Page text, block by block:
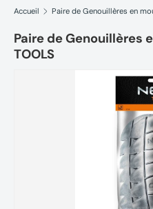
Accueil Paire de Genouillères en
Paire de Genouillères
TOOLS